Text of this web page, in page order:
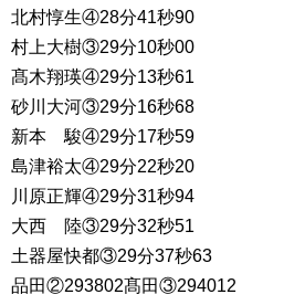
北村惇生④28分41秒90
村上大樹③29分10秒00
髙木翔瑛④29分13秒61
砂川大河③29分16秒68
新本 駿④29分17秒59
島津裕太④29分22秒20
川原正輝④29分31秒94
大西 陸③29分32秒51
土器屋快都③29分37秒63
品田②293802髙田③294012